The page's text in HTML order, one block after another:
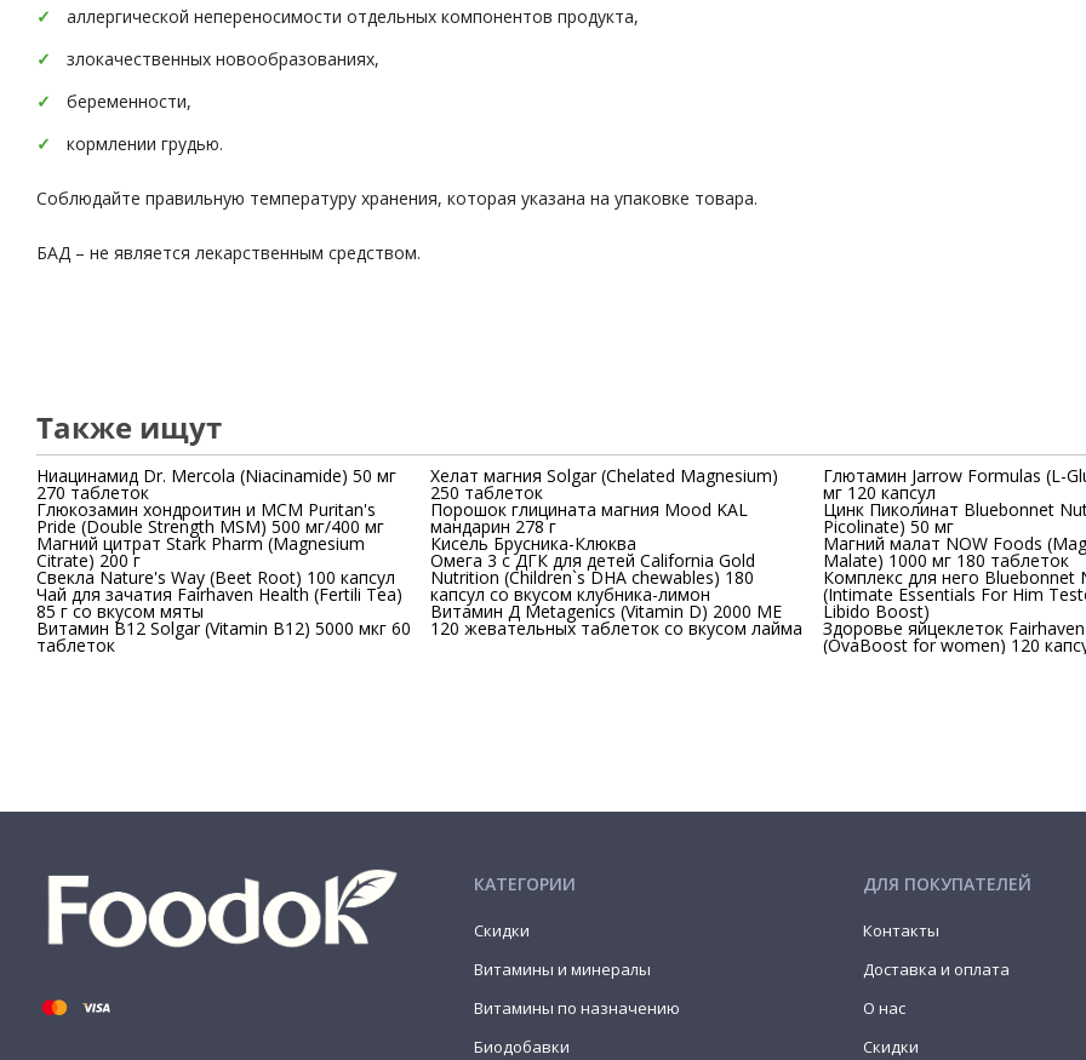
аллергической непереносимости отдельных компонентов продукта,
злокачественных новообразованиях,
беременности,
кормлении грудью.
Соблюдайте правильную температуру хранения, которая указана на упаковке товара.
БАД – не является лекарственным средством.
Также ищут
Ниацинамид Dr. Mercola (Niacinamide) 50 мг
270 таблеток
Глюкозамин хондроитин и МСМ Puritan's
Pride (Double Strength MSM) 500 мг/400 мг
Магний цитрат Stark Pharm (Magnesium
Citrate) 200 г
Свекла Nature's Way (Beet Root) 100 капсул
Чай для зачатия Fairhaven Health (Fertili Tea)
85 г со вкусом мяты
Витамин В12 Solgar (Vitamin B12) 5000 мкг 60
таблеток
Хелат магния Solgar (Chelated Magnesium)
250 таблеток
Порошок глицината магния Mood KAL
мандарин 278 г
Кисель Брусника-Клюква
Омега 3 с ДГК для детей California Gold
Nutrition (Children`s DHA chewables) 180
капсул со вкусом клубника-лимон
Витамин Д Metagenics (Vitamin D) 2000 МЕ
120 жевательных таблеток со вкусом лайма
Глютамин Jarrow Formulas (L-
мг 120 капсул
Цинк Пиколинат Bluebonnet
Picolinate) 50 мг
Магний малат NOW Foods
Malate) 1000 мг 180 таблеток
Комплекс для него Bluebonnet
(Intimate Essentials For Him
Libido Boost)
Здоровье яйцеклеток
(OvaBoost for women) 120
КАТЕГОРИИ
Скидки
Витамины и минералы
Витамины по назначению
Биодобавки
ДЛЯ ПОКУПАТЕЛЕЙ
Контакты
Доставка и оплата
О нас
Скидки